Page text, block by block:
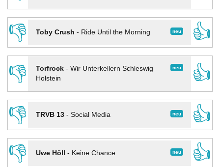
👎
neu
Toby Crush - Ride Until the Morning
👍
👎
neu
Torfrock- Wir Unterkellern Schleswig
Holstein
👍
👎
neu
TRVB 13- Social Media
👍
👎
neu
Uwe Höll - Keine Chance
👍